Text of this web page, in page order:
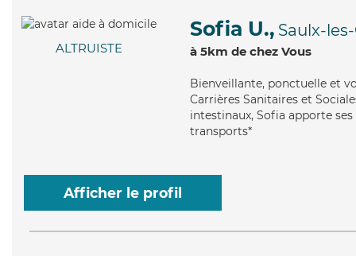
ALTRUISTE
Sofia U., Saulx-
à 5km de chez Vous
Bienveillante, ponctuelle et
Carrières Sanitaires et
intestinaux, Sofia apporte
transports*
Afficher le profil